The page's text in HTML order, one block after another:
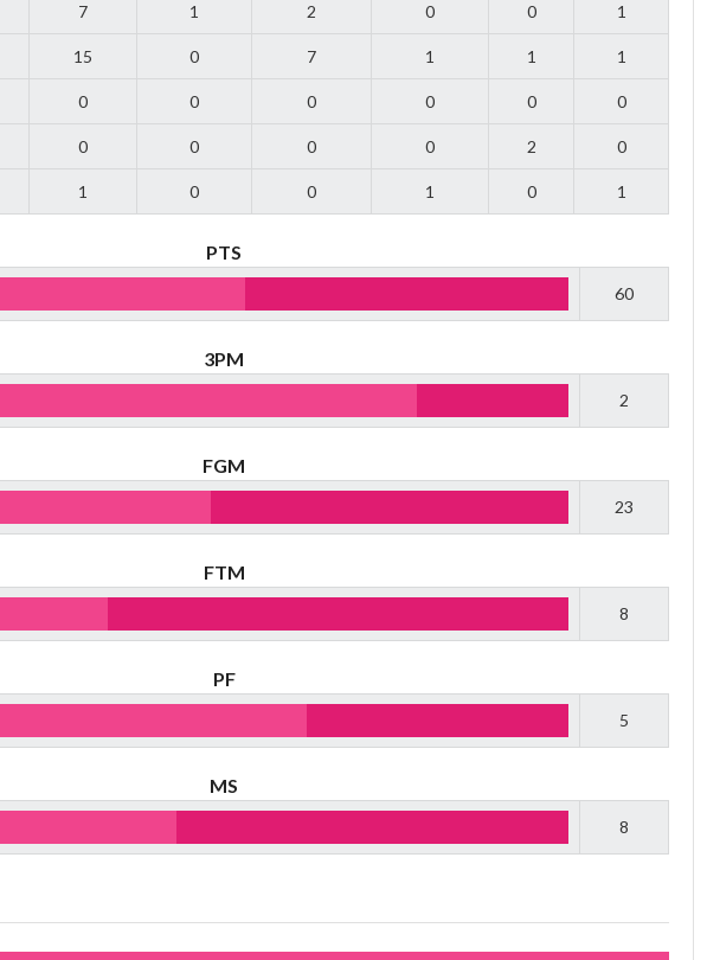
7 1 2 0 0 1
15 0 7 1 1 1
0 0 0 0 0 0
0 0 0 0 2 0
1 0 0 1 0 1
PTS
60
3PM
2
FGM
23
FTM
8
PF
5
MS
8